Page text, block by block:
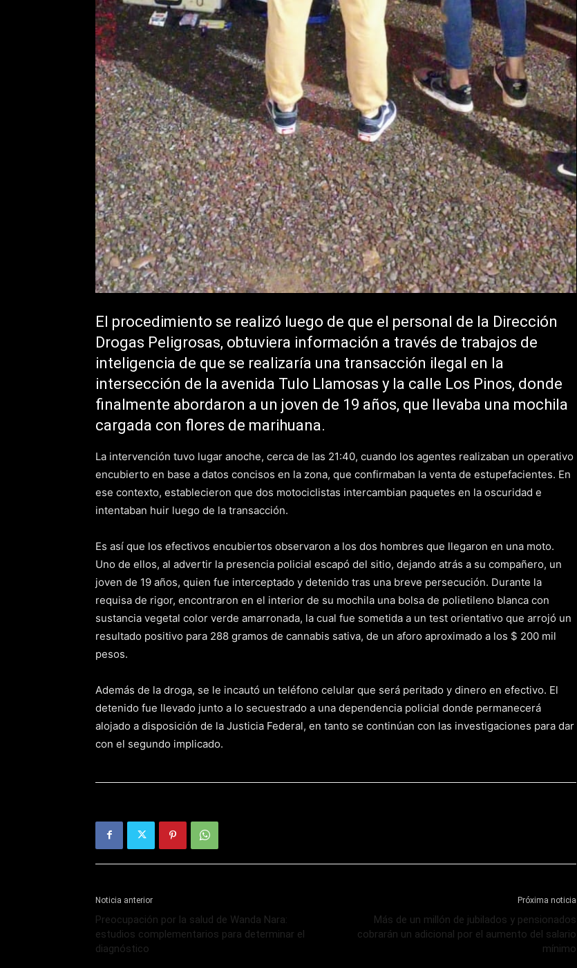
El procedimiento se realizó luego de que el personal de la Dirección
Drogas Peligrosas, obtuviera información a través de trabajos de
inteligencia de que se realizaría una transacción ilegal en la
intersección de la avenida Tulo Llamosas y la calle Los Pinos, donde
finalmente abordaron a un joven de 19 años, que llevaba una mochila
cargada con flores de marihuana.
La intervención tuvo lugar anoche, cerca de las 21:40, cuando los agentes realizaban un operativo
encubierto en base a datos concisos en la zona, que confirmaban la venta de estupefacientes. En
ese contexto, establecieron que dos motociclistas intercambian paquetes en la oscuridad e
intentaban huir luego de la transacción.
Es así que los efectivos encubiertos observaron a los dos hombres que llegaron en una moto.
Uno de ellos, al advertir la presencia policial escapó del sitio, dejando atrás a su compañero, un
joven de 19 años, quien fue interceptado y detenido tras una breve persecución. Durante la
requisa de rigor, encontraron en el interior de su mochila una bolsa de polietileno blanca con
sustancia vegetal color verde amarronada, la cual fue sometida a un test orientativo que arrojó un
resultado positivo para 288 gramos de cannabis sativa, de un aforo aproximado a los $ 200 mil
pesos.
Además de la droga, se le incautó un teléfono celular que será peritado y dinero en efectivo. El
detenido fue llevado junto a lo secuestrado a una dependencia policial donde permanecerá
alojado a disposición de la Justicia Federal, en tanto se continúan con las investigaciones para dar
con el segundo implicado.
Noticia anterior
Preocupación por la salud de Wanda Nara:
estudios complementarios para determinar el
diagnóstico
Próxima noticia
Más de un millón de jubilados y pensionados
cobrarán un adicional por el aumento del salario
mínimo